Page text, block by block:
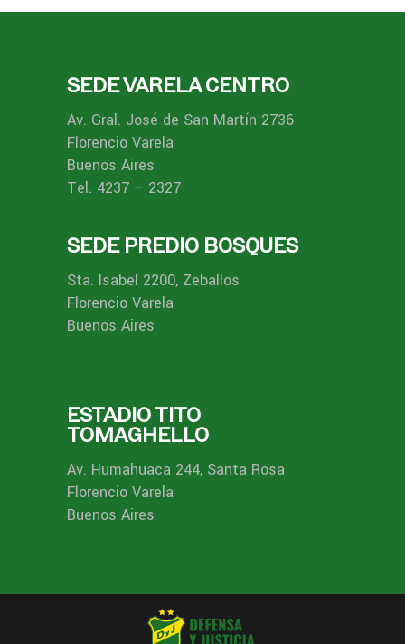
SEDE VARELA CENTRO
Av. Gral. José de San Martín 2736
Florencio Varela
Buenos Aires
Tel. 4237 – 2327
SEDE PREDIO BOSQUES
Sta. Isabel 2200, Zeballos
Florencio Varela
Buenos Aires
ESTADIO TITO
TOMAGHELLO
Av. Humahuaca 244, Santa Rosa
Florencio Varela
Buenos Aires